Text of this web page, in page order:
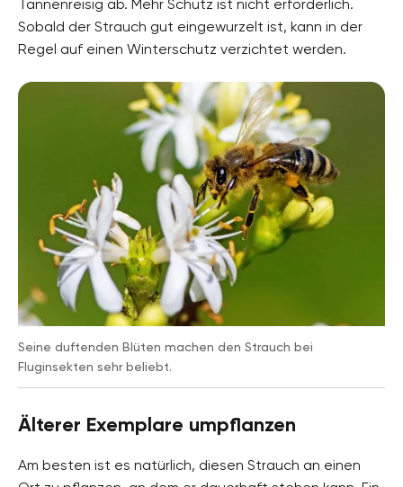
Tannenreisig ab. Mehr Schutz ist nicht erforderlich.
Sobald der Strauch gut eingewurzelt ist, kann in der
Regel auf einen Winterschutz verzichtet werden.
Seine duftenden Blüten machen den Strauch bei
Fluginsekten sehr beliebt.
Älterer Exemplare umpflanzen
Am besten ist es natürlich, diesen Strauch an einen